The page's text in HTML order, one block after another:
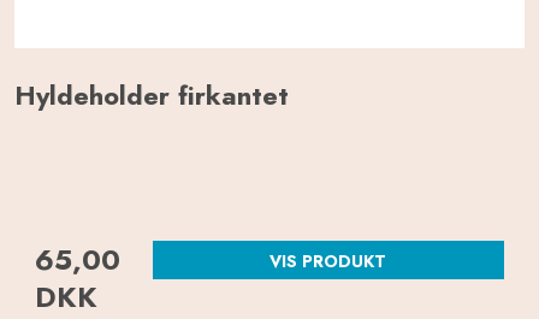
Hyldeholder firkantet
65,00
DKK
VIS PRODUKT